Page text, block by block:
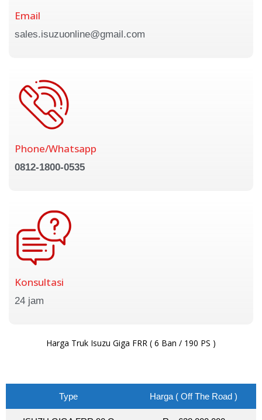
Email
sales.isuzuonline@gmail.com
Phone/Whatsapp
0812-1800-0535
Konsultasi
24 jam
Harga Truk Isuzu Giga FRR ( 6 Ban / 190 PS )
Type Harga ( Off The Road )